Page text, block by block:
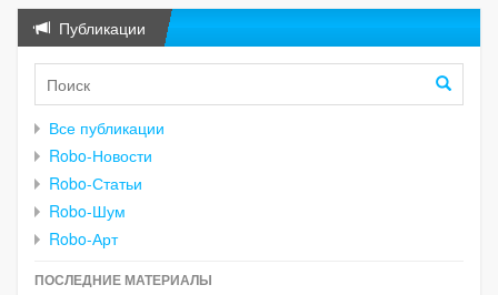
Публикации
Все публикации
Robo-Новости
Robo-Статьи
Robo-Шум
Robo-Арт
ПОСЛЕДНИЕ МАТЕРИАЛЫ